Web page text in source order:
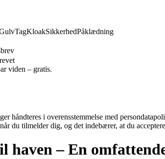
TagKloakSikkerhedPåklædning
viden – gratis.
håndteres i overensstemmelse med
du tilmelder dig, og det indebærer, at du
haven – En